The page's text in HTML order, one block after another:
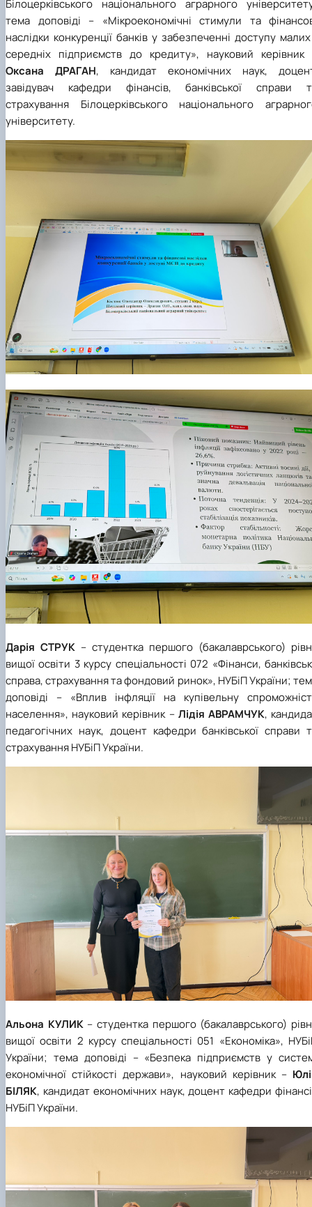
Білоцерківського національного аграрного
тема доповіді – «Мікроекономічні стимули та
наслідки конкуренції банків у забезпеченні доступу малих
середніх підприємств до кредиту», науковий керівник
Оксана ДРАГАН, кандидат економічних наук,
завідувач кафедри фінансів, банківської справи
страхування Білоцерківського національного
університету.
Дарія СТРУК – студентка першого (бакалаврського)
вищої освіти 3 курсу спеціальності 072 «Фінанси,
справа, страхування та фондовий ринок», НУБіП України;
доповіді – «Вплив інфляції на купівельну
населення», науковий керівник – Лідія АВРАМЧУК,
педагогічних наук, доцент кафедри банківської справи
страхування НУБіП України.
Альона КУЛИК– студентка першого (бакалаврського)
вищої освіти 2 курсу спеціальності 051 «Економіка»,
України; тема доповіді – «Безпека підприємств у
економічної стійкості держави», науковий керівник –
БІЛЯК, кандидат економічних наук, доцент кафедри
НУБіП України.